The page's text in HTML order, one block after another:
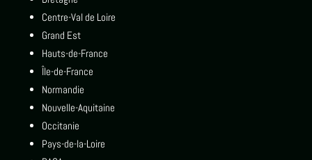
Centre-Val de Loire
Grand Est
Hauts-de-France
Île-de-France
Normandie
Nouvelle-Aquitaine
Occitanie
Pays-de-la-Loire